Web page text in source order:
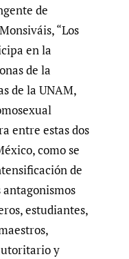
de
“Los
en la
de la
de la UNAM,
entre estas dos
como se
de
estudiantes,
y